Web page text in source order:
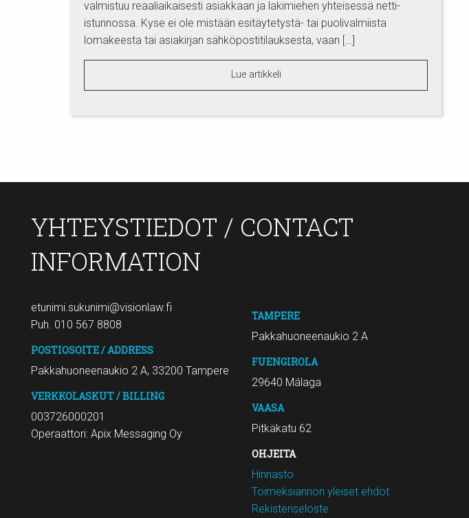
valmistuu reaaliaikaisesti asiakkaan ja lakimiehen yhteisessä netti-
istunnossa. Kyse ei ole mistään esitäytetystä- tai puolivalmiista
lomakeesta tai asiakirjan sähköpostitilauksesta, vaan […]
Lue artikkeli
YHTEYSTIEDOT / CONTACT
INFORMATION
etunimi.sukunimi@visionlaw.fi
Puh. 010 567 8808
POSTIOSOITE / ADDRESS
Pakkahuoneenaukio 2 A, 33200 Tampere
VERKKOLASKUT / BILLING
003726000201
Operaattori: Apix Messaging Oy
TAMPERE
Pakkahuoneenaukio 2 A
FUENGIROLA
29640 Málaga
VAASA
Pitkäkatu 62
OHJEITA
Hinnasto
Toimeksiannon yleiset ehdot
Rekisteriseloste